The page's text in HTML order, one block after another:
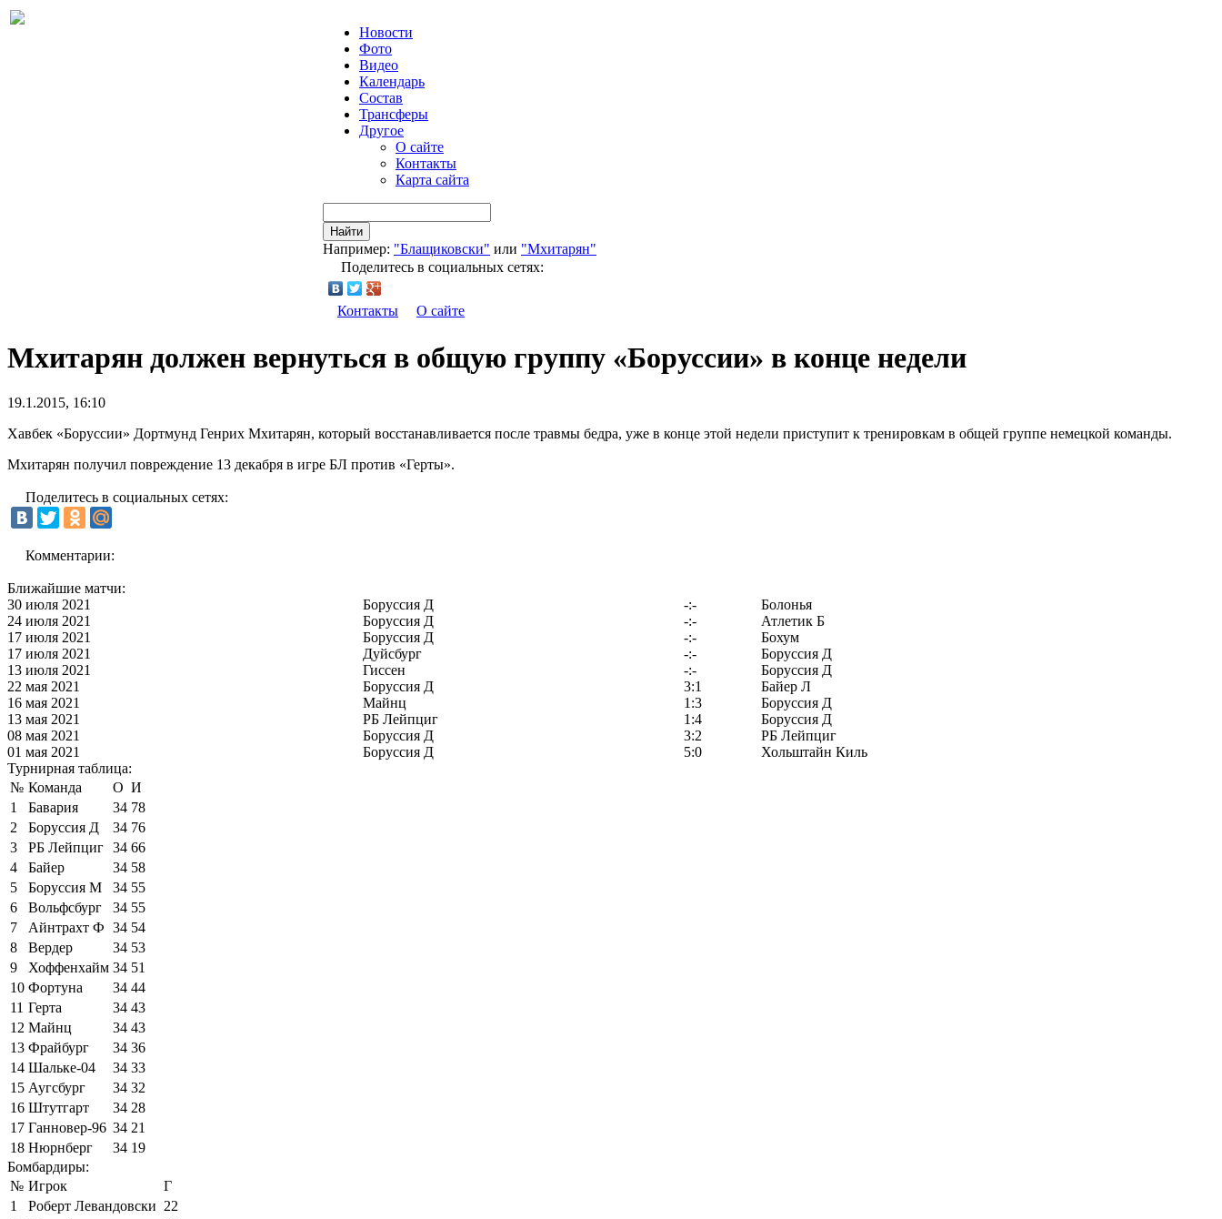
Новости
Фото
Видео
Календарь
Состав
Трансферы
Другое
О сайте
Контакты
Карта сайта
Найти
Например: "Блащиковски" или "Мхитарян"
Поделитесь в социальных сетях:
Контакты О сайте
Мхитарян должен вернуться в общую группу «Боруссии» в конце недели
19.1.2015, 16:10
Хавбек «Боруссии» Дортмунд Генрих Мхитарян, который восстанавливается после травмы бедра, уже в конце этой недели приступит к тренировкам в общей группе немецкой команды.
Мхитарян получил повреждение 13 декабря в игре БЛ против «Герты».
Поделитесь в социальных сетях:
Комментарии:
Ближайшие матчи:
30 июля 2021
Боруссия Д -:-
Болонья
24 июля 2021
Боруссия Д -:-
Атлетик Б
17 июля 2021
Боруссия Д -:-
Бохум
17 июля 2021
Дуйсбург -:-
Боруссия Д
13 июля 2021
Гиссен -:-
Боруссия Д
22 мая 2021
Боруссия Д 3:1
Байер Л
16 мая 2021
Майнц 1:3
Боруссия Д
13 мая 2021
РБ Лейпциг 1:4
Боруссия Д
08 мая 2021
Боруссия Д 3:2
РБ Лейпциг
01 мая 2021
Боруссия Д 5:0
Хольштайн Киль
Турнирная таблица:
№ Команда О И
1
Бавария 34 78
2
Боруссия Д 34 76
3
РБ Лейпциг 34 66
4
Байер 34 58
5
Боруссия М 34 55
6
Вольфсбург 34 55
7
Айнтрахт Ф 34 54
8
Вердер 34 53
9
Хоффенхайм 34 51
10 Фортуна 34 44
11 Герта 34 43
12 Майнц 34 43
13 Фрайбург 34 36
14 Шальке-04 34 33
15 Аугсбург 34 32
16 Штутгарт 34 28
17 Ганновер-96 34 21
18 Нюрнберг 34 19
Бомбардиры:
№ Игрок
Г
1
Роберт Левандовски 22